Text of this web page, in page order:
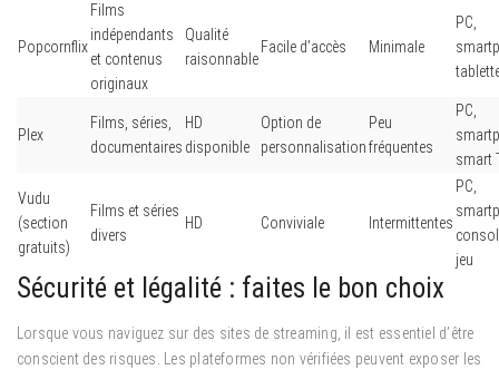
Popcornflix
Films
indépendants
et contenus
originaux
Qualité
raisonnable
Facile d’accès Minimale
PC,
Plex
Films, séries,
documentaires
HD
disponible
Option de
personnalisation
Peu
fréquentes
PC,
smart
Vudu
(section
gratuits)
Films et séries
divers
HD Conviviale Intermittentes
PC,
jeu
Sécurité et légalité : faites le bon choix
Lorsque vous naviguez sur des sites de streaming, il est essentiel d’être
conscient des risques. Les plateformes non vérifiées peuvent exposer les